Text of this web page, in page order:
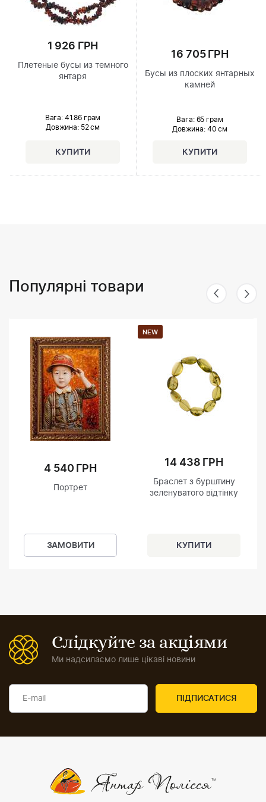
1 926 ГРН
Плетеные бусы из темного
янтаря
Вага: 41.86 грам
Довжина:52 см
16 705 ГРН
Бусы из плоских янтарных
камней
Вага: 65 грам
Довжина:40 см
Популярні товари
4 540 ГРН
Портрет
ЗАМОВИТИ
NEW
14 438 ГРН
Браслет з бурштину
зеленуватого відтінку
Слідкуйте за акціями
Ми надсилаємо лише цікаві новини